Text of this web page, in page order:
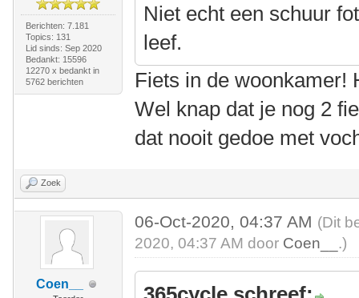
Berichten: 7.181
Topics: 131
Lid sinds: Sep 2020
Bedankt: 15596
12270 x bedankt in
5762 berichten
Niet echt een schuur
leef.
Fiets in de
Wel knap dat je nog 2
dat nooit gedoe met
Zoek
Coen__
06-Oct-2020, 04:37 AM (Dit
2020, 04:37 AM door Coen__ .)